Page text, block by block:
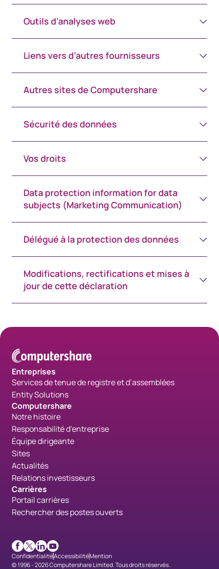
Outils d’analyses web
Liens vers d’autres fournisseurs
Autres sites de Computershare
Sécurité des données
Vos droits
Data protection information for data
subjects (Marketing Communication)
Délégué à la protection des données
Modifications, rectifications et mises à
jour de cette déclaration
Entreprises
Services de tenue de registre et d’assemblées
Entity Solutions
Computershare
Notre histoire
Responsabilité d’entreprise
Équipe dirigeante
Sites
Actualités
Relations investisseurs
Carrières
Portail carrières
Rechercher des postes ouverts
Facebook
X LinkedInYoutube
ConfidentialitéAccessibilitéMention
© 1996 - 2026 Computershare Limited. Tous droits réservés.